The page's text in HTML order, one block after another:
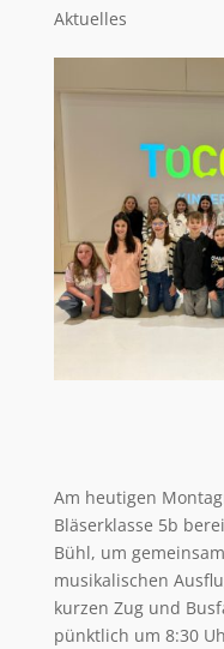
Aktuelles
Am heutigen
Bläserklasse 5b
Bühl, um
musikalischen
kurzen Zug und
pünktlich um 8:30